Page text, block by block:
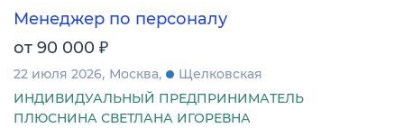
Менеджер по персоналу
от 90 000 ₽
22 июля 2026 Москва
Щелковская
ИНДИВИДУАЛЬНЫЙ ПРЕДПРИНИМАТЕЛЬ
ПЛЮСНИНА СВЕТЛАНА ИГОРЕВНА